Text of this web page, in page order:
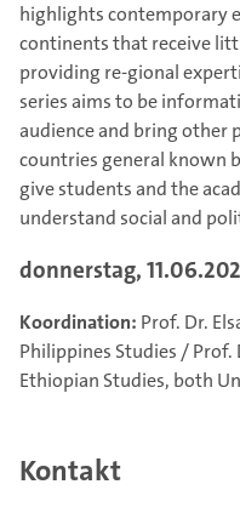
highlights contemporary
continents that receive
providing re-gional
series aims to be
audience and bring other
countries general known
give students and the
understand social and
donnerstag,
Koordination: Prof. Dr.
Philippines Studies / Prof.
Ethiopian Studies, both
Kontakt